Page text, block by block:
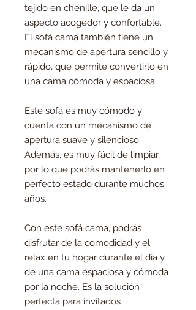
tejido en chenille, que le da un
aspecto acogedor y confortable.
El sofá cama también tiene un
mecanismo de apertura sencillo y
rápido, que permite convertirlo en
una cama cómoda y espaciosa.
Este sofá es muy cómodo y
cuenta con un mecanismo de
apertura suave y silencioso.
Además, es muy fácil de limpiar,
por lo que podrás mantenerlo en
perfecto estado durante muchos
años.
Con este sofá cama, podrás
disfrutar de la comodidad y el
relax en tu hogar durante el día y
de una cama espaciosa y cómoda
por la noche. Es la solución
perfecta para invitados